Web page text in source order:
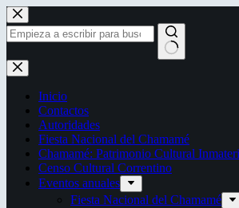
Saltar
al
contenido
Sin
resultados
Inicio
Contactos
Autoridades
Fiesta Nacional del Chamamé
Chamamé: Patrimonio Cultural
Censo Cultural Correntino
Eventos anuales
Fiesta Nacional del Chamamé